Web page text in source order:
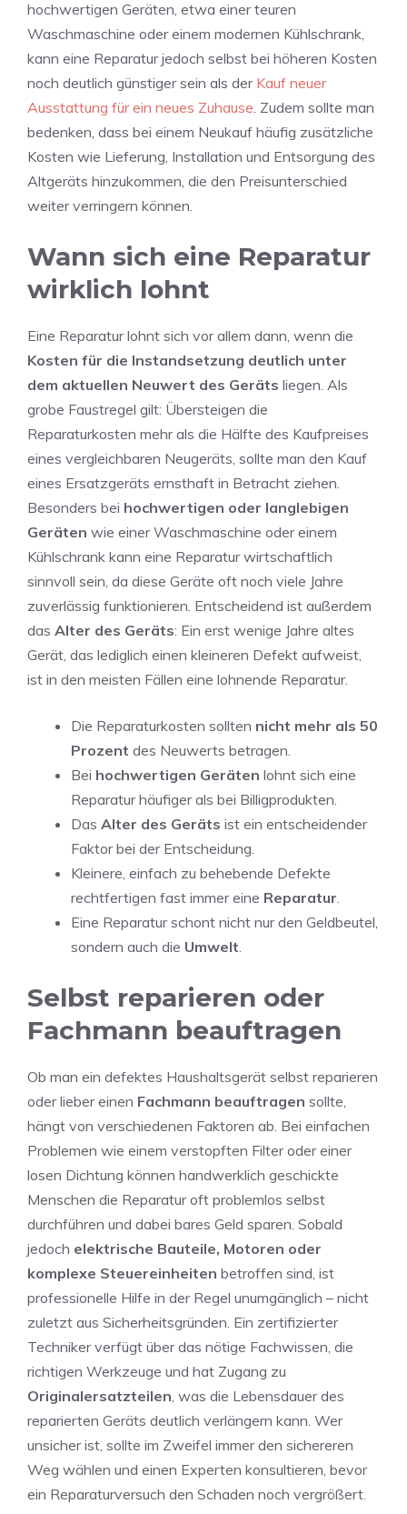
hochwertigen Geräten, etwa einer teuren
Waschmaschine oder einem modernen Kühlschrank,
kann eine Reparatur jedoch selbst bei höheren Kosten
noch deutlich günstiger sein als der Kauf neuer
Ausstattung für ein neues Zuhause. Zudem sollte man
bedenken, dass bei einem Neukauf häufig zusätzliche
Kosten wie Lieferung, Installation und Entsorgung des
Altgeräts hinzukommen, die den Preisunterschied
weiter verringern können.
Wann sich eine Reparatur
wirklich lohnt
Eine Reparatur lohnt sich vor allem dann, wenn die
Kosten für die Instandsetzung deutlich unter
dem aktuellen Neuwert des Geräts liegen. Als
grobe Faustregel gilt: Übersteigen die
Reparaturkosten mehr als die Hälfte des Kaufpreises
eines vergleichbaren Neugeräts, sollte man den Kauf
eines Ersatzgeräts ernsthaft in Betracht ziehen.
Besonders bei hochwertigen oder langlebigen
Geräten wie einer Waschmaschine oder einem
Kühlschrank kann eine Reparatur wirtschaftlich
sinnvoll sein, da diese Geräte oft noch viele Jahre
zuverlässig funktionieren. Entscheidend ist außerdem
das Alter des Geräts: Ein erst wenige Jahre altes
Gerät, das lediglich einen kleineren Defekt aufweist,
ist in den meisten Fällen eine lohnende Reparatur.
Die Reparaturkosten sollten nicht mehr als 50
Prozent des Neuwerts betragen.
Bei hochwertigen Geräten lohnt sich eine
Reparatur häufiger als bei Billigprodukten.
Das Alter des Geräts ist ein entscheidender
Faktor bei der Entscheidung.
Kleinere, einfach zu behebende Defekte
rechtfertigen fast immer eine Reparatur.
Eine Reparatur schont nicht nur den Geldbeutel,
sondern auch die Umwelt.
Selbst reparieren oder
Fachmann beauftragen
Ob man ein defektes Haushaltsgerät selbst reparieren
oder lieber einen Fachmann beauftragen sollte,
hängt von verschiedenen Faktoren ab. Bei einfachen
Problemen wie einem verstopften Filter oder einer
losen Dichtung können handwerklich geschickte
Menschen die Reparatur oft problemlos selbst
durchführen und dabei bares Geld sparen. Sobald
jedoch elektrische Bauteile, Motoren oder
komplexe Steuereinheiten betroffen sind, ist
professionelle Hilfe in der Regel unumgänglich – nicht
zuletzt aus Sicherheitsgründen. Ein zertifizierter
Techniker verfügt über das nötige Fachwissen, die
richtigen Werkzeuge und hat Zugang zu
Originalersatzteilen, was die Lebensdauer des
reparierten Geräts deutlich verlängern kann. Wer
unsicher ist, sollte im Zweifel immer den sichereren
Weg wählen und einen Experten konsultieren, bevor
ein Reparaturversuch den Schaden noch vergrößert.